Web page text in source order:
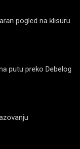
pogled na klisuru
putu preko Debelog